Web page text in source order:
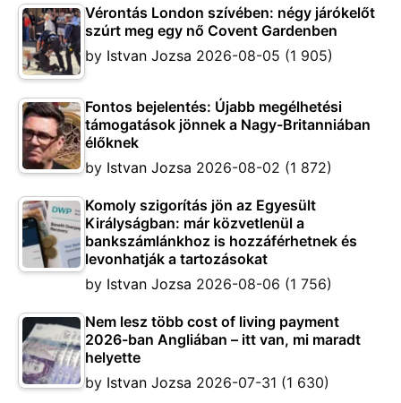
Vérontás London szívében: négy járókelőt
szúrt meg egy nő Covent Gardenben
by Istvan Jozsa 2026-08-05 (1 905)
Fontos bejelentés: Újabb megélhetési
támogatások jönnek a Nagy-Britanniában
élőknek
by Istvan Jozsa 2026-08-02 (1 872)
Komoly szigorítás jön az Egyesült
Királyságban: már közvetlenül a
bankszámlánkhoz is hozzáférhetnek és
levonhatják a tartozásokat
by Istvan Jozsa 2026-08-06 (1 756)
Nem lesz több cost of living payment
2026-ban Angliában – itt van, mi maradt
helyette
by Istvan Jozsa 2026-07-31 (1 630)